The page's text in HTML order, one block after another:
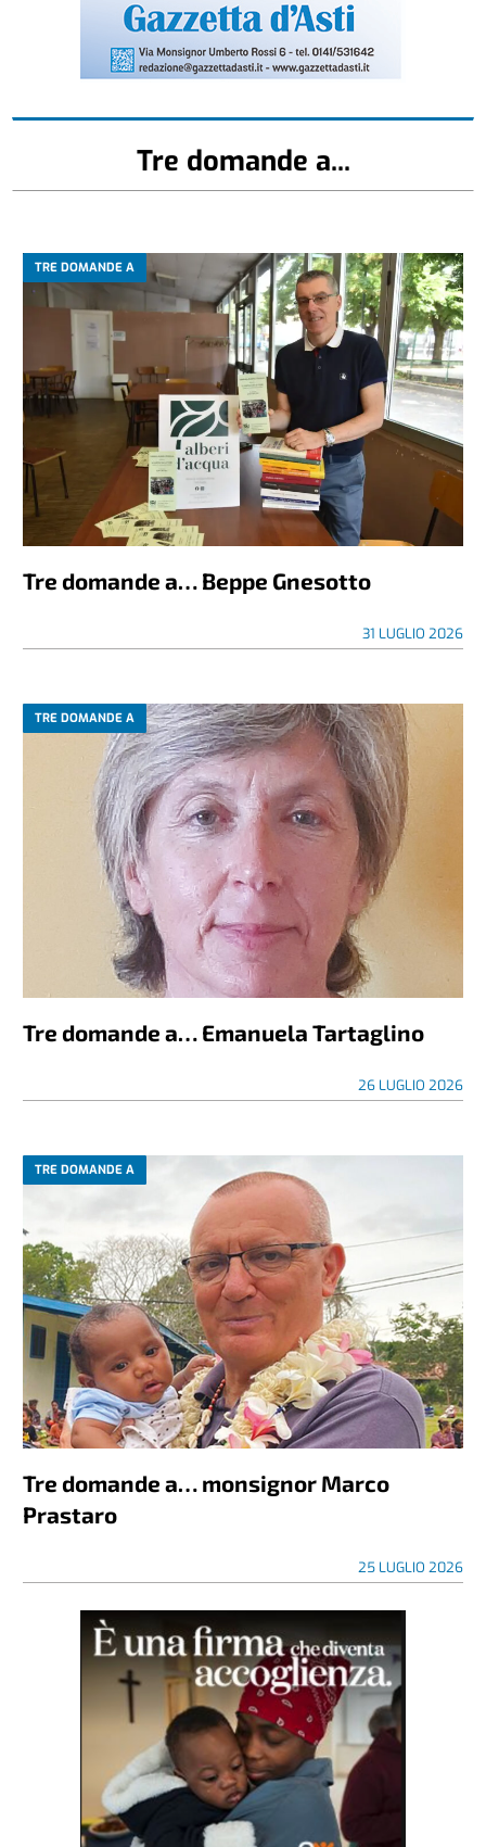
Tre domande a...
TRE DOMANDE A
Tre domande a… Beppe Gnesotto
31 LUGLIO 2026
TRE DOMANDE A
Tre domande a… Emanuela Tartaglino
26 LUGLIO 2026
TRE DOMANDE A
Tre domande a… monsignor Marco
Prastaro
25 LUGLIO 2026